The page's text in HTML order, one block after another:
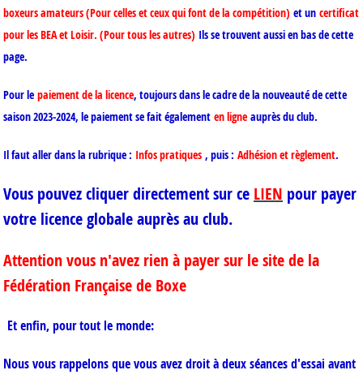
boxeurs amateurs (Pour celles et ceux qui font de la compétition) et un certificat
pour les BEA et Loisir. (Pour tous les autres) Ils se trouvent aussi en bas de cette
page.
Pour le paiement de la licence, toujours dans le cadre de la nouveauté de cette
saison 2023-2024, le paiement se fait également en ligne auprès du club.
Il faut aller dans la rubrique : Infos pratiques , puis : Adhésion et règlement.
Vous pouvez cliquer directement sur ce LIEN pour payer
votre licence globale auprès au club.
Attention vous n'avez rien à payer sur le site de la
Fédération Française de Boxe
Et enfin, pour tout le monde:
Nous vous rappelons que vous avez droit à deux séances d'essai avant